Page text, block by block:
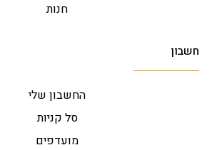
חנות
חשבון
החשבון שלי
סל קניות
מועדפים